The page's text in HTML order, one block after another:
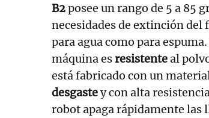
B2posee un rango de 5 a 85
necesidades de extinción del
para agua como para
máquina esresistenteal
está fabricado con un
desgastey con alta
robot apaga rápidamente las